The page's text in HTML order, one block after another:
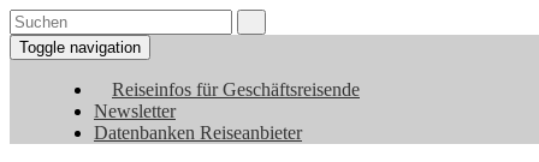
Toggle navigation
Reiseinfos für Geschäftsreisende
Newsletter
Datenbanken Reiseanbieter